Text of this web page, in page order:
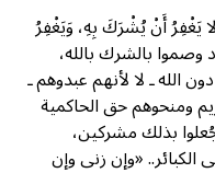
يَغْفِرُ أَنْ يُشْرَكَ بِهِ، وَيَغْفِرُ
بالشرك بالله،
الله ـ لا لأنهم عبدوهم ـ
ومنحوهم حق الحاكمية
بذلك مشركين،
«وإن زنى وإن